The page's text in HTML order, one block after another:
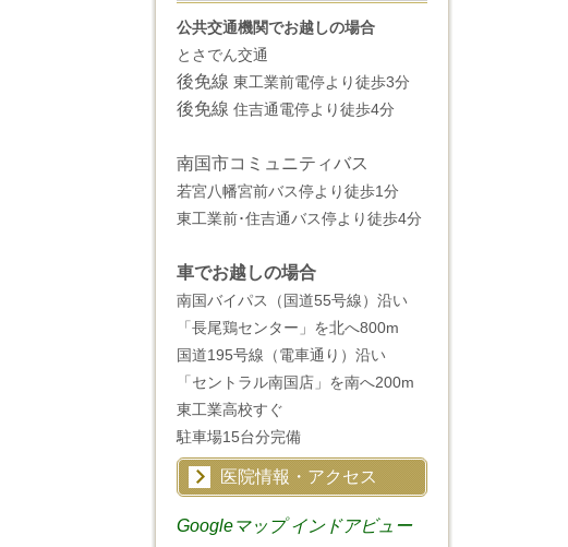
公共交通機関でお越しの場合
とさでん交通
後免線 東工業前電停より徒歩3分
後免線 住吉通電停より徒歩4分
南国市コミュニティバス
若宮八幡宮前バス停より徒歩1分
東工業前･住吉通バス停より徒歩4分
車でお越しの場合
南国バイパス（国道55号線）沿い
「長尾鶏センター」を北へ800m
国道195号線（電車通り）沿い
「セントラル南国店」を南へ200m
東工業高校すぐ
駐車場15台分完備
医院情報・アクセス
Googleマップ インドアビュー